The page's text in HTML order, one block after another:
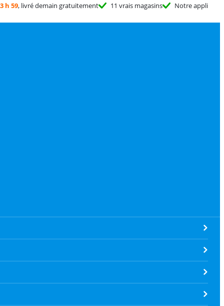
h 59, livré demain gratuitement 11 vrais magasins Notre appli